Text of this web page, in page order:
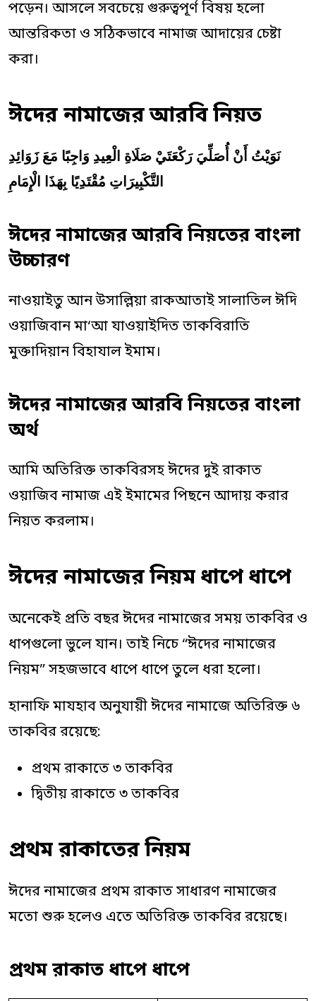
পড়েন। আসলে সবচেয়ে গুরুত্বপূর্ণ বিষয় হলো
আন্তরিকতা ও সঠিকভাবে নামাজ আদায়ের চেষ্টা
করা।
ঈদের নামাজের আরবি নিয়ত
نَوَيْتُ أَنْ أُصَلِّيَ رَكْعَتَيْ صَلَاةِ الْعِيدِ وَاجِبًا مَعَ زَوَائِدِ
التَّكْبِيرَاتِ مُقْتَدِيًا بِهَذَا الْإِمَامِ
ঈদের নামাজের আরবি নিয়তের বাংলা
উচ্চারণ
নাওয়াইতু আন উসাল্লিয়া রাকআতাই সালাতিল ঈদি
ওয়াজিবান মা‘আ যাওয়াইদিত তাকবিরাতি
মুক্তাদিয়ান বিহাযাল ইমাম।
ঈদের নামাজের আরবি নিয়তের বাংলা
অর্থ
আমি অতিরিক্ত তাকবিরসহ ঈদের দুই রাকাত
ওয়াজিব নামাজ এই ইমামের পিছনে আদায় করার
নিয়ত করলাম।
ঈদের নামাজের নিয়ম ধাপে ধাপে
অনেকেই প্রতি বছর ঈদের নামাজের সময় তাকবির ও
ধাপগুলো ভুলে যান। তাই নিচে “ঈদের নামাজের
নিয়ম” সহজভাবে ধাপে ধাপে তুলে ধরা হলো।
হানাফি মাযহাব অনুযায়ী ঈদের নামাজে অতিরিক্ত ৬
তাকবির রয়েছে:
প্রথম রাকাতে ৩ তাকবির
দ্বিতীয় রাকাতে ৩ তাকবির
প্রথম রাকাতের নিয়ম
ঈদের নামাজের প্রথম রাকাত সাধারণ নামাজের
মতো শুরু হলেও এতে অতিরিক্ত তাকবির রয়েছে।
প্রথম রাকাত ধাপে ধাপে